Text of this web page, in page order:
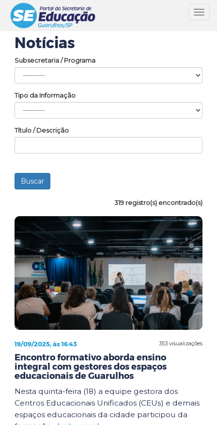
Notícias
Subsecretaria / Programa
Tipo da Informação
Título / Descrição
319 registro(s) encontrado(s)
353 visualizações
19/09/2025, às 16:43
Encontro formativo aborda ensino
integral com gestores dos espaços
educacionais de Guarulhos
Nesta quinta-feira (18) a equipe gestora dos
Centros Educacionais Unificados (CEUs) e demais
espaços educacionais da cidade participou da